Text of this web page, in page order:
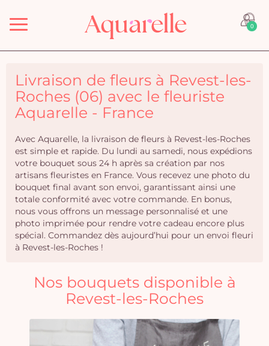
Menu 0
Livraison de fleurs à Revest-les-
Roches (06) avec le fleuriste
Aquarelle - France
Avec Aquarelle, la livraison de fleurs à Revest-les-Roches
est simple et rapide. Du lundi au samedi, nous expédions
votre bouquet sous 24 h après sa création par nos
artisans fleuristes en France. Vous recevez une photo du
bouquet final avant son envoi, garantissant ainsi une
totale conformité avec votre commande. En bonus,
nous vous offrons un message personnalisé et une
photo imprimée pour rendre votre cadeau encore plus
spécial. Commandez dès aujourd’hui pour un envoi fleuri
à Revest-les-Roches !
Nos bouquets disponible à
Revest-les-Roches